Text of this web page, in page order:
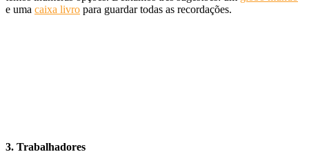
e uma caixa livro para guardar todas as recordações.
3. Trabalhadores